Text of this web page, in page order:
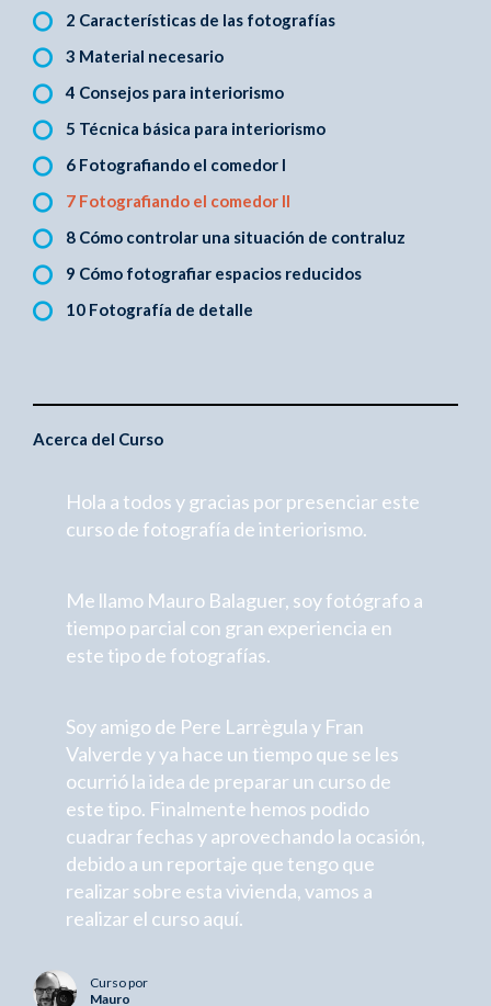
2 Características de las fotografías
3 Material necesario
4 Consejos para interiorismo
5 Técnica básica para interiorismo
6 Fotografiando el comedor I
7 Fotografiando el comedor II
8 Cómo controlar una situación de contraluz
9 Cómo fotografiar espacios reducidos
10 Fotografía de detalle
Acerca del Curso
Hola a todos y gracias por presenciar este
curso de fotografía de interiorismo.
Me llamo Mauro Balaguer, soy fotógrafo a
tiempo parcial con gran experiencia en
este tipo de fotografías.
Soy amigo de Pere Larrègula y Fran
Valverde y ya hace un tiempo que se les
ocurrió la idea de preparar un curso de
este tipo. Finalmente hemos podido
cuadrar fechas y aprovechando la ocasión,
debido a un reportaje que tengo que
realizar sobre esta vivienda, vamos a
realizar el curso aquí.
Curso por
Mauro